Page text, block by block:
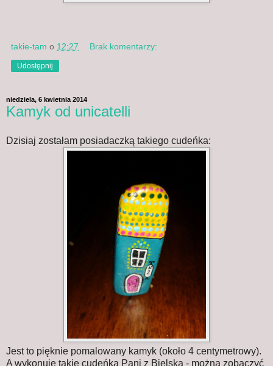
takie-tam o 12:27 Brak komentarzy:
Udostępnij
niedziela, 6 kwietnia 2014
Kamyk od unicatelli
Dzisiaj zostałam posiadaczką takiego cudeńka:
Jest to pięknie pomalowany kamyk (około 4 centymetrowy).
A wykonuje takie cudeńka Pani z Bielska - można zobaczyć